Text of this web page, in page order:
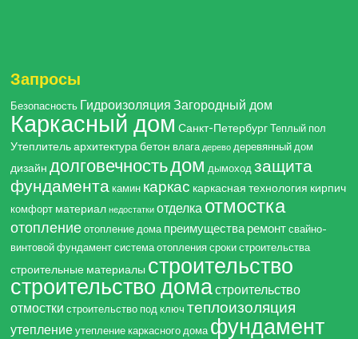
Запросы
Безопасность Гидроизоляция Загородный дом
Каркасный дом Санкт-Петербург Теплый пол
Утеплительархитектурабетон влага дерево деревянный дом
дизайн долговечностьдом дымоход защита
фундамента камин каркас каркасная технология кирпич
комфорт материал недостатки отделка отмостка
отопление отопление дома преимуществаремонт свайно-
винтовой фундамент система отопления сроки строительства
строительные материалы строительство
строительство домастроительство
отмостки строительство под ключ теплоизоляция
утепление утепление каркасного дома фундамент